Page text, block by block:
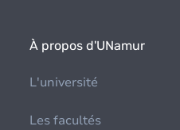
À propos d'UNamur
L'université
Les facultés